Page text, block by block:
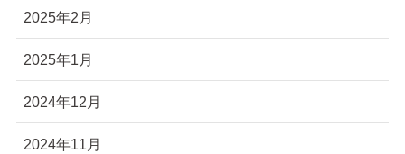
2025年2月
2025年1月
2024年12月
2024年11月